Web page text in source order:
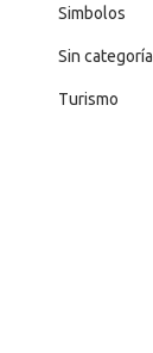
Simbolos
Sin categoría
Turismo